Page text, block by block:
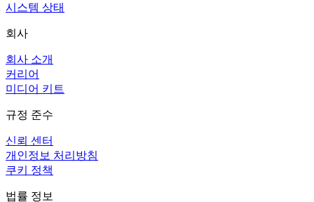
시스템 상태
회사
회사 소개
커리어
미디어 키트
규정 준수
신뢰 센터
개인정보 처리방침
쿠키 정책
법률 정보